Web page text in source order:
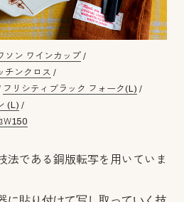
ソン ワインカップ /
チンクロス /
フリシティブラック フォーク(L) /
(L) /
Ｗ150
法である銅版転写を用いていま